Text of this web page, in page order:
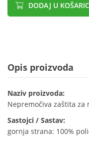
DODAJ U
Opis proizvoda
Naziv proizvoda:
Nepremočiva zaštita za
Sastojci / Sastav:
gornja strana: 100%